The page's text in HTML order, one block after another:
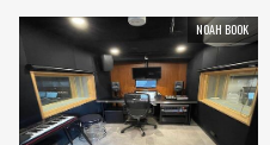
NOAH BOOK